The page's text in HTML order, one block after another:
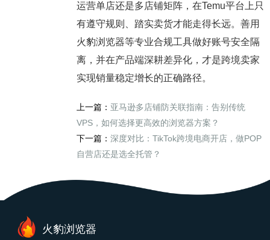
运营单店还是多店铺矩阵，在Temu平台上只
有遵守规则、踏实卖货才能走得长远。善用
火豹浏览器等专业合规工具做好账号安全隔
离，并在产品端深耕差异化，才是跨境卖家
实现销量稳定增长的正确路径。
上一篇： 亚马逊多店铺防关联指南：告别传统
VPS，如何选择更高效的浏览器方案？
下一篇： 深度对比：TikTok跨境电商开店，做POP
自营店还是选全托管？
火豹浏览器